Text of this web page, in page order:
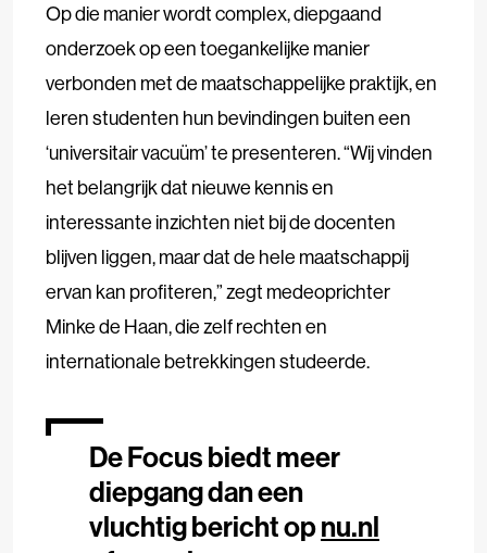
Op die manier wordt complex, diepgaand
onderzoek op een toegankelijke manier
verbonden met de maatschappelijke praktijk, en
leren studenten hun bevindingen buiten een
‘universitair vacuüm’ te presenteren. “Wij vinden
het belangrijk dat nieuwe kennis en
interessante inzichten niet bij de docenten
blijven liggen, maar dat de hele maatschappij
ervan kan profiteren,” zegt medeoprichter
Minke de Haan, die zelf rechten en
internationale betrekkingen studeerde.
De Focus biedt meer
diepgang dan een
vluchtig bericht opnu.nl